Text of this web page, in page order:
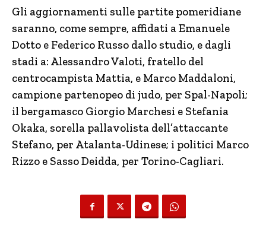
Gli aggiornamenti sulle partite pomeridiane
saranno, come sempre, affidati a Emanuele
Dotto e Federico Russo dallo studio, e dagli
stadi a: Alessandro Valoti, fratello del
centrocampista Mattia, e Marco Maddaloni,
campione partenopeo di judo, per Spal-Napoli;
il bergamasco Giorgio Marchesi e Stefania
Okaka, sorella pallavolista dell’attaccante
Stefano, per Atalanta-Udinese; i politici Marco
Rizzo e Sasso Deidda, per Torino-Cagliari.